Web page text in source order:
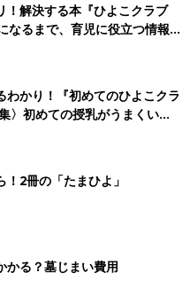
！解決する本『ひよこクラブ
るまで、育児に役立つ情報が
わかり！『初めてのひよこクラ
〉初めての授乳がうまくい
の基本と夏のトラブル 解決テ
2冊の「たまひよ」
かる？墓じまい費用